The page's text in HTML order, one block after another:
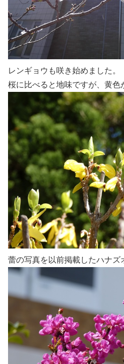
レンギョウも咲き始めました。
桜に比べると地味ですが、黄色
蕾の写真を以前掲載したハナズ